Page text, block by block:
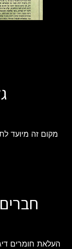
מקום זה מיועד
העלאת חומרים